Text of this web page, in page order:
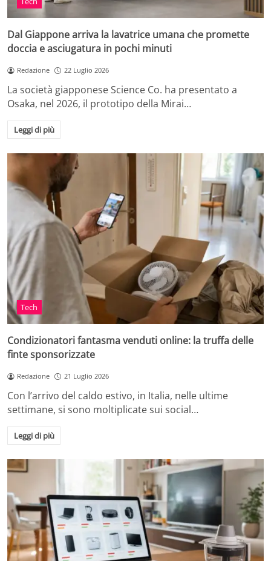
Dal Giappone arriva la lavatrice umana che promette
doccia e asciugatura in pochi minuti
Redazione 22 Luglio 2026
La società giapponese Science Co. ha presentato a
Osaka, nel 2026, il prototipo della Mirai…
Leggi di più
Tech
Condizionatori fantasma venduti online: la truffa delle
finte sponsorizzate
Redazione 21 Luglio 2026
Con l’arrivo del caldo estivo, in Italia, nelle ultime
settimane, si sono moltiplicate sui social…
Leggi di più